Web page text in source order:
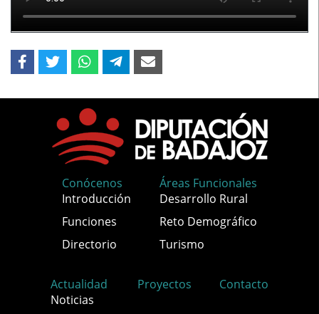
Conócenos
Introducción
Funciones
Directorio
Áreas Funcionales
Desarrollo Rural
Reto Demográfico
Turismo
Actualidad
Noticias
Proyectos Contacto